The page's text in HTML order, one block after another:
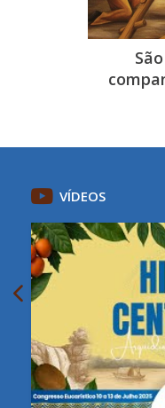
VÍDEOS